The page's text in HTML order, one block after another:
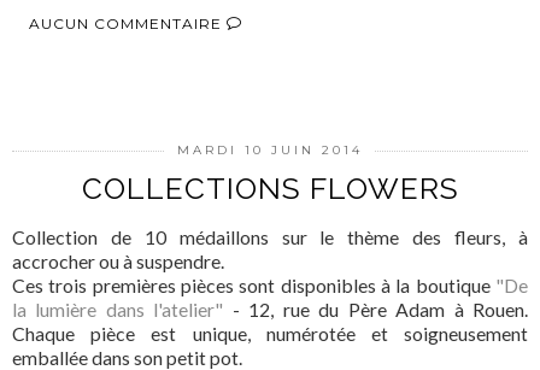
AUCUN COMMENTAIRE
MARDI 10 JUIN 2014
COLLECTIONS FLOWERS
Collection de 10 médaillons sur le thème des fleurs, à
accrocher ou à suspendre.
Ces trois premières pièces sont disponibles à la boutique "De
la lumière dans l'atelier" - 12, rue du Père Adam à Rouen.
Chaque pièce est unique, numérotée et soigneusement
emballée dans son petit pot.